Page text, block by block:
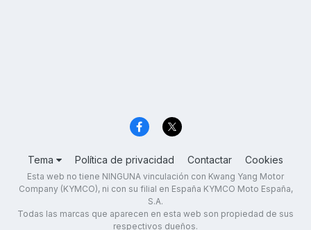
Tema Política de privacidad Contactar Cookies
Esta web no tiene NINGUNA vinculación con Kwang Yang Motor
Company (KYMCO), ni con su filial en España KYMCO Moto España,
S.A.
Todas las marcas que aparecen en esta web son propiedad de sus
respectivos dueños.